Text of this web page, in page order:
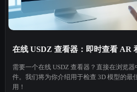
在线 USDZ 查看器：即时查看 AR
需要一个在线 USDZ 查看器？直接在浏览
件。我们将为你介绍用于检查 3D 模型的最
用！